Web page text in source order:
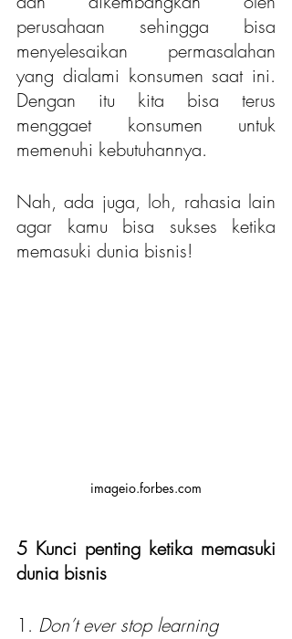
perusahaan sehingga bisa
menyelesaikan permasalahan
yang dialami konsumen saat ini.
Dengan itu kita bisa terus
menggaet konsumen untuk
memenuhi kebutuhannya.
Nah, ada juga, loh, rahasia lain
agar kamu bisa sukses ketika
memasuki dunia bisnis!
imageio.forbes.com
5 Kunci penting ketika memasuki
dunia bisnis
1. Don’t ever stop learning